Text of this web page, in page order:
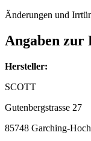
Änderungen und
Angaben zur
Hersteller:
SCOTT
Gutenbergstrasse 27
85748 Garching-